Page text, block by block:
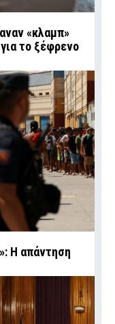
«κλαμπ»
το ξέφρενο
Η απάντηση